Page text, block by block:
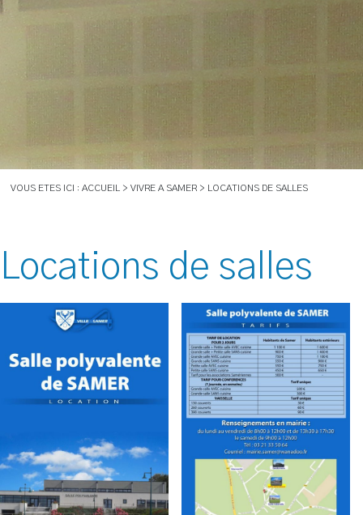
VOUS ETES ICI : ACCUEIL > VIVRE A SAMER > LOCATIONS DE SALLES
Locations de salles